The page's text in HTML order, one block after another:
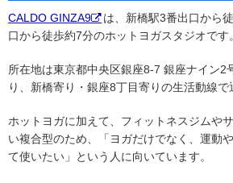
CALDO GINZA9
は、新橋駅3番出口から
口から徒歩約7分のホットヨガスタジオです。
所在地は東京都中央区銀座8-7 銀座ナイン2
り、新橋寄り・銀座8丁目寄りの生活動線で
ホットヨガに加えて、フィットネスジムや
い複合型のため、「ヨガだけでなく、運動
て使いたい」という人に向いています。